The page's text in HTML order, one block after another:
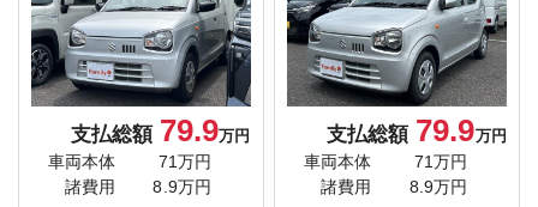
支払総額 79.9万円
車両本体
71万円
諸費用
8.9万円
支払総額 79.9万円
車両本体
71万円
諸費用
8.9万円